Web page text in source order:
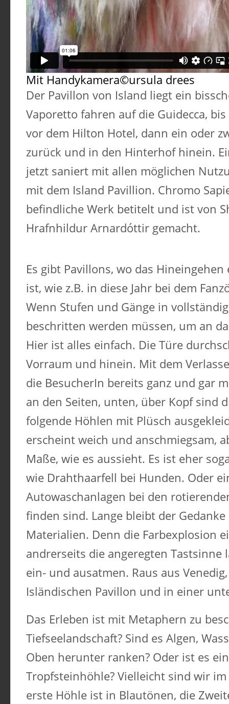
Mit Handykamera©ursula drees
Der Pavillon von Island liegt ein
Vaporetto fahren auf die Guidecca,
vor dem Hilton Hotel, dann ein oder
zurück und in den Hinterhof hinein.
jetzt saniert mit allen möglichen
mit dem Island Pavillion. Chromo
befindliche Werk betitelt und ist von
Hrafnhildur Arnardóttir gemacht.
Es gibt Pavillons, wo das
ist, wie z.B. in diese Jahr bei dem
Wenn Stufen und Gänge in
beschritten werden müssen, um an
Hier ist alles einfach. Die Türe
Vorraum und hinein. Mit dem
die BesucherIn bereits ganz und gar
an den Seiten, unten, über Kopf sind
folgende Höhlen mit Plüsch
erscheint weich und anschmiegsam,
Maße, wie es aussieht. Es ist eher
wie Drahthaarfell bei Hunden. Oder
Autowaschanlagen bei den
finden sind. Lange bleibt der
Materialien. Denn die Farbexplosion
andrerseits die angeregten Tastsinne
ein- und ausatmen. Raus aus
Isländischen Pavillon und in einer
Das Erleben ist mit Metaphern zu
Tiefseelandschaft? Sind es Algen,
Oben herunter ranken? Oder ist es
Tropfsteinhöhle? Vielleicht sind wir
erste Höhle ist in Blautönen, die